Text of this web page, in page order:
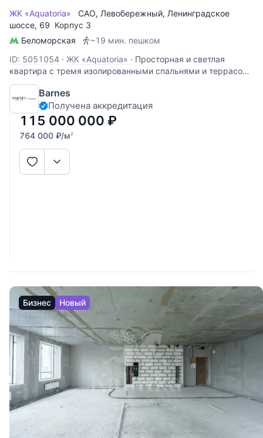
ЖК «Aquatoria» САО, Левобережный, Ленинградское
шоссе, 69 Корпус 3
Беломорская
~19 мин. пешком
ID: 5051054 · ЖК «Aquatoria» · Просторная и светлая
квартира с тремя изолированными спальнями и террасой
с панорамным видом на воду в ЖК «Акватория» -
идеальный вариант для семьи, где ценится личное
пространство и комфорт. Функциональное планировочное
решение: - просторная
Barnes
Получена аккредитация
115 000 000 ₽
764 000 ₽/м2
Бизнес Новый